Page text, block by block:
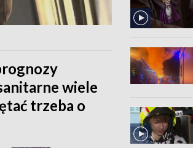
wiele
trzeba o